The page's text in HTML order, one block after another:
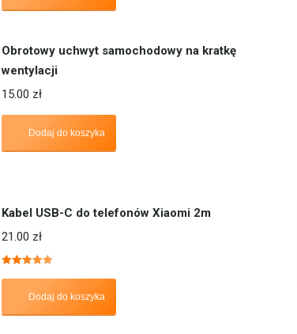
Obrotowy uchwyt samochodowy na kratkę
wentylacji
15.00 zł
Dodaj do koszyka
Kabel USB-C do telefonów Xiaomi 2m
21.00 zł
Dodaj do koszyka